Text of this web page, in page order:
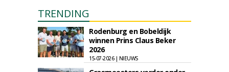
TRENDING
Rodenburg en Bobeldijk
winnen Prins Claus Beker
2026
15-07-2026 | NIEUWS